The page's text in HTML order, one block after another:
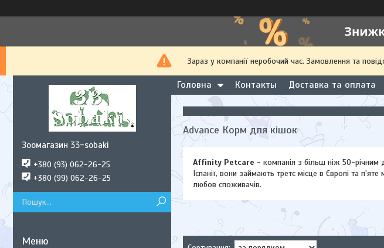
Зараз у компанії неробочий час. Замовлення та
Головна Контакты Доставка та оплата
Advance Корм для кішок
Affinity Petcare - компанія з більш ніж 50-річним
Іспанії, вони займають третє місце в Європі та
любов споживачів.
Зоомагазин 33-sobaki
+380 (93) 062-26-25
+380 (99) 062-26-25